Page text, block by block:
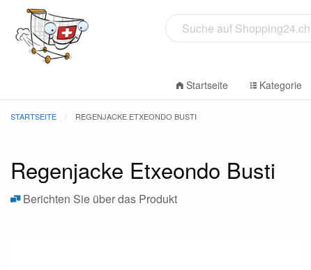
Startseite Kategorie
STARTSEITE REGENJACKE ETXEONDO BUSTI
Regenjacke Etxeondo Busti
Berichten Sie über das Produkt